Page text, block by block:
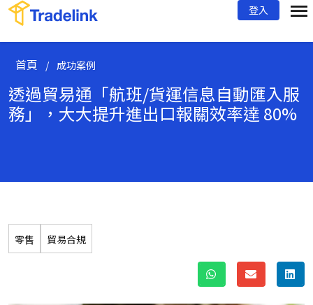
登入
首頁 / 成功案例
透過貿易通「航班/貨運信息自動匯入服
務」，大大提升進出口報關效率達 80%
零售 貿易合規